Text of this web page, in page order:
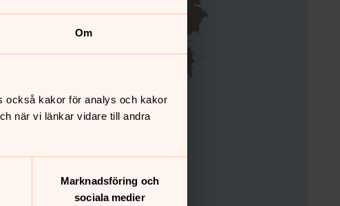
Om
också kakor för analys och kakor
när vi länkar vidare till andra
Marknadsföring och
sociala medier